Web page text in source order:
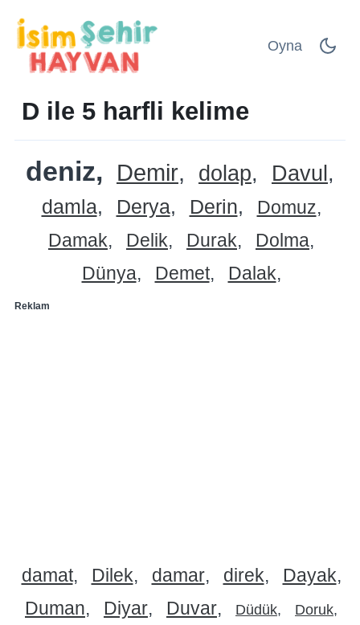
Oyna
D ile 5 harfli kelime
deniz Demir dolap Davul
damla Derya Derin
Domuz
Damak
Delik Durak
Dolma
Dünya
Demet Dalak
Reklam
damat Dilek damar direk
Dayak
Duman
Diyar Duvar Düdük Doruk